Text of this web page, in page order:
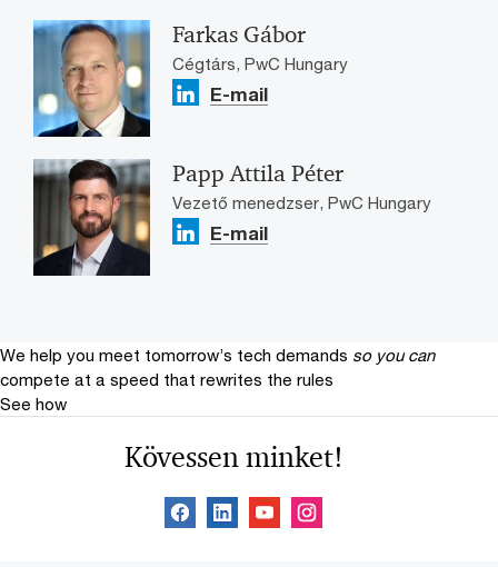
Farkas Gábor
Cégtárs, PwC Hungary
E-mail
Papp Attila Péter
Vezető menedzser, PwC Hungary
E-mail
We help you meet tomorrow’s tech demands so you can
compete at a speed that rewrites the rules
See how
Kövessen minket!